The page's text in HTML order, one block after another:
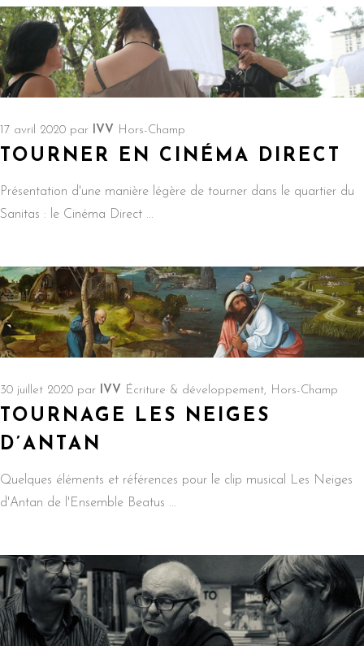
17 avril 2020 par IVV Hors-Champ
TOURNER EN CINÉMA DIRECT
Présentation d'une manière légère de tourner dans le quartier du
Sanitas : le Cinéma Direct
30 juillet 2020 par IVV Écriture & développement, Hors-Champ
TOURNAGE LES NEIGES
D’ANTAN
Quelques éléments et références pour le clip musical Les Neiges
d'Antan de l'Ensemble Beatus